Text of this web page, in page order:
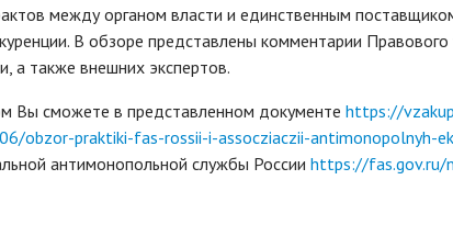
между органом власти и единственным
В обзоре представлены комментарии
а также внешних экспертов.
Вы сможете в представленном документе https://
obzor-praktiki-fas-rossii-i-assocziaczii-antimonopolnyh-
антимонопольной службы России https://fas.gov.ru/